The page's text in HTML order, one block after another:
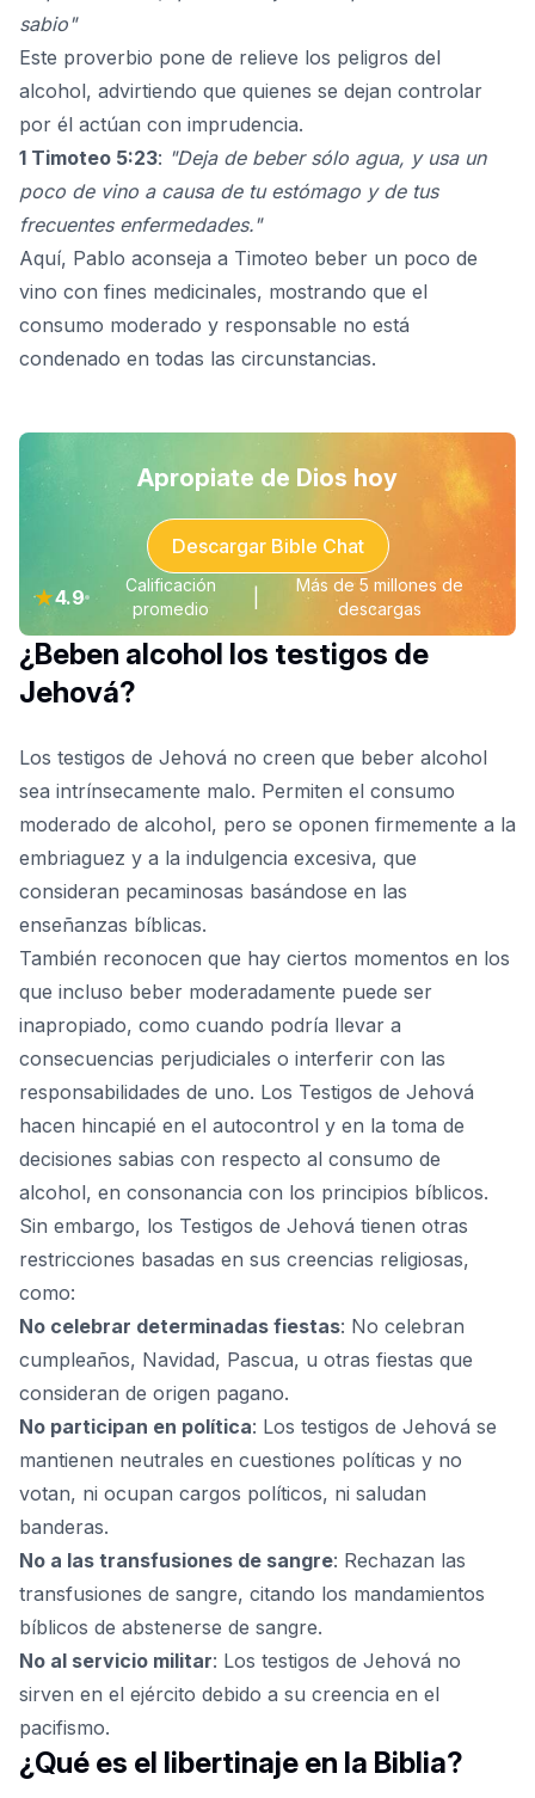
sabio"
Este proverbio pone de relieve los peligros del
alcohol, advirtiendo que quienes se dejan controlar
por él actúan con imprudencia.
1 Timoteo 5:23: "Deja de beber sólo agua, y usa un
poco de vino a causa de tu estómago y de tus
frecuentes enfermedades."
Aquí, Pablo aconseja a Timoteo beber un poco de
vino con fines medicinales, mostrando que el
consumo moderado y responsable no está
condenado en todas las circunstancias.
Apropiate de Dios hoy
Descargar Bible Chat
★4.9
Calificación
promedio
Más de 5 millones de
descargas
¿Beben alcohol los testigos de
Jehová?
Los testigos de Jehová no creen que beber alcohol
sea intrínsecamente malo. Permiten el consumo
moderado de alcohol, pero se oponen firmemente a la
embriaguez y a la indulgencia excesiva, que
consideran pecaminosas basándose en las
enseñanzas bíblicas.
También reconocen que hay ciertos momentos en los
que incluso beber moderadamente puede ser
inapropiado, como cuando podría llevar a
consecuencias perjudiciales o interferir con las
responsabilidades de uno. Los Testigos de Jehová
hacen hincapié en el autocontrol y en la toma de
decisiones sabias con respecto al consumo de
alcohol, en consonancia con los principios bíblicos.
Sin embargo, los Testigos de Jehová tienen otras
restricciones basadas en sus creencias religiosas,
como:
No celebrar determinadas fiestas: No celebran
cumpleaños, Navidad, Pascua, u otras fiestas que
consideran de origen pagano.
No participan en política: Los testigos de Jehová se
mantienen neutrales en cuestiones políticas y no
votan, ni ocupan cargos políticos, ni saludan
banderas.
No a las transfusiones de sangre: Rechazan las
transfusiones de sangre, citando los mandamientos
bíblicos de abstenerse de sangre.
No al servicio militar: Los testigos de Jehová no
sirven en el ejército debido a su creencia en el
pacifismo.
¿Qué es el libertinaje en la Biblia?